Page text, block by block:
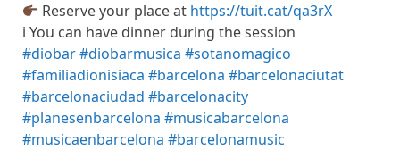
Reserve your place at https://tuit.cat/qa3rX
i️ You can have dinner during the session
#diobar#diobarmusica #sotanomagico
#familiadionisiaca #barcelona #barcelonaciutat
#barcelonaciudad #barcelonacity
#planesenbarcelona #musicabarcelona
#musicaenbarcelona #barcelonamusic